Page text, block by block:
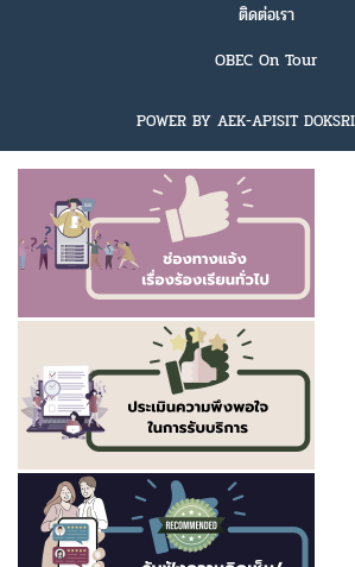
ติดต่อเรา
OBEC On Tour
POWER BY AEK-APISIT